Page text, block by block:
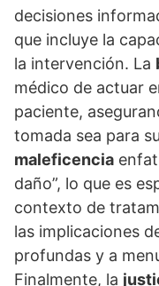
decisiones
que incluye la
la intervención. La
médico de actuar
paciente,
tomada sea para
maleficencia
daño”, lo que es
contexto de
las implicaciones
profundas y a
Finalmente, la